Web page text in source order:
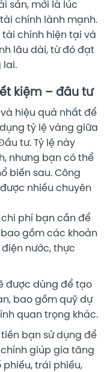
sản, mới là lúc
chính lành mạnh.
chính hiện tại và
lâu dài, từ đó đạt
lai.
kiệm – đầu tư
hiệu quả nhất để
tỷ lệ vàng giữa
tư. Tỷ lệ này
nhưng bạn có thể
biến sau. Công
nhiều chuyên
phí bạn cần để
gồm các khoản
nước, thực
được dùng để tạo
bao gồm quỹ dự
quan trọng khác.
bạn sử dụng để
giúp gia tăng
trái phiếu,